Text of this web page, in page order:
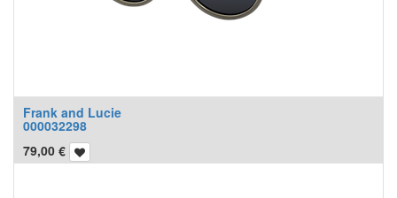
Frank and Lucie
000032298
79,00 €